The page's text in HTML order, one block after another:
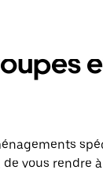
vous rendre